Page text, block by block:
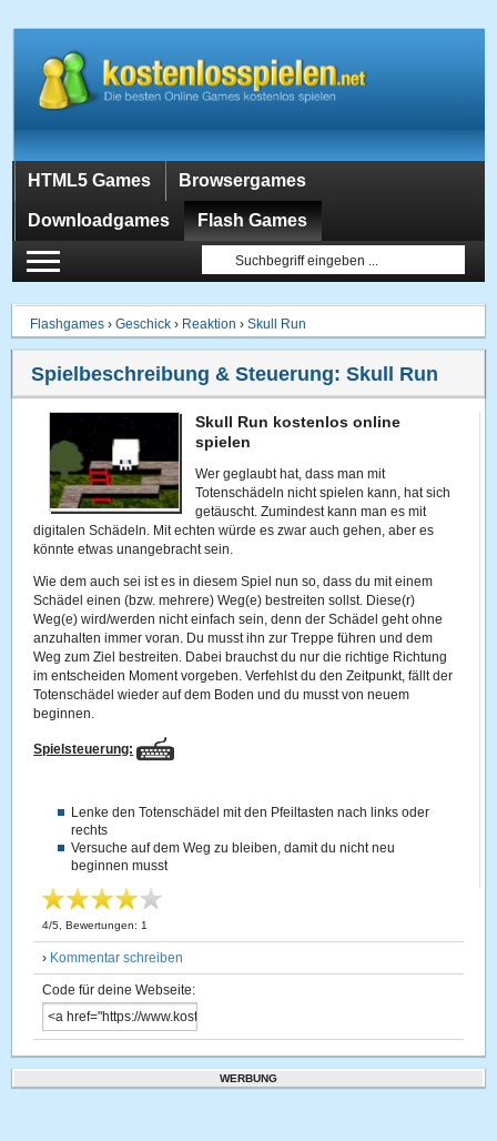
HTML5 Games Browsergames
Downloadgames Flash Games
Flashgames ›Geschick › Reaktion ›Skull Run
Spielbeschreibung & Steuerung:Skull Run
Skull Run kostenlos online
spielen
Wer geglaubt hat, dass man mit
Totenschädeln nicht spielen kann, hat sich
getäuscht. Zumindest kann man es mit
digitalen Schädeln. Mit echten würde es zwar auch gehen, aber es
könnte etwas unangebracht sein.
Wie dem auch sei ist es in diesem Spiel nun so, dass du mit einem
Schädel einen (bzw. mehrere) Weg(e) bestreiten sollst. Diese(r)
Weg(e) wird/werden nicht einfach sein, denn der Schädel geht ohne
anzuhalten immer voran. Du musst ihn zur Treppe führen und dem
Weg zum Ziel bestreiten. Dabei brauchst du nur die richtige Richtung
im entscheiden Moment vorgeben. Verfehlst du den Zeitpunkt, fällt der
Totenschädel wieder auf dem Boden und du musst von neuem
beginnen.
Spielsteuerung:
Lenke den Totenschädel mit den Pfeiltasten nach links oder
rechts
Versuche auf dem Weg zu bleiben, damit du nicht neu
beginnen musst
4/5 , Bewertungen: 1
› Kommentar schreiben
Code für deine Webseite:
WERBUNG